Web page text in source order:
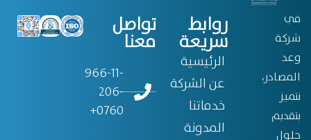
في
شركة
وعد
المصادر،
نتميز
بتقديم
حلول
روابط
سريعة
الرئيسية
عن الشركة
خدماتنا
المدونة
تواصل
معنا
966-11-
206-
0760+